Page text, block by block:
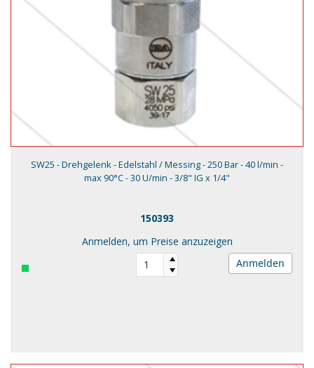
SW25 - Drehgelenk - Edelstahl / Messing - 250 Bar - 40 l/min -
max 90°C - 30 U/min - 3/8" IG x 1/4"
150393
Anmelden, um Preise anzuzeigen
Anmelden